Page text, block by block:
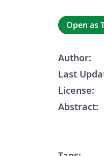
Open as
Author:
Last
License:
Abstract: